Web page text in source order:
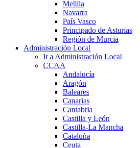
Melilla
Navarra
País Vasco
Principado de Asturias
Región de Murcia
Administración Local
Ir a Administración Local
CCAA
Andalucía
Aragón
Baleares
Canarias
Cantabria
Castilla y León
Castilla-La Mancha
Cataluña
Ceuta